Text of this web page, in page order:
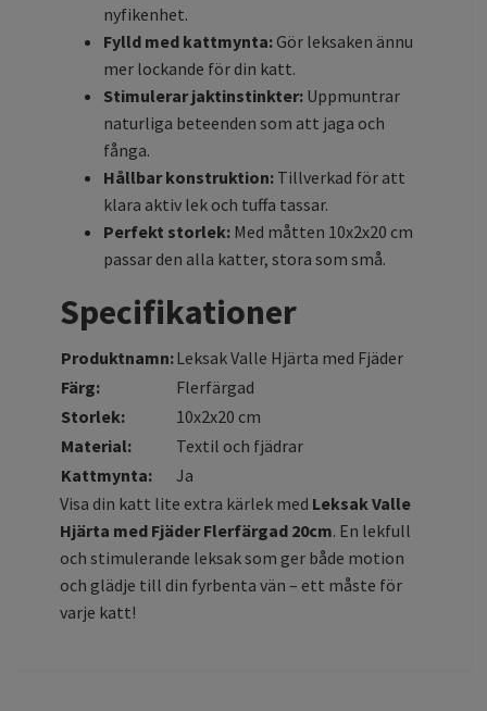
nyfikenhet.
Fylld med kattmynta:Gör leksaken ännu
mer lockande för din katt.
Stimulerar jaktinstinkter: Uppmuntrar
naturliga beteenden som att jaga och
fånga.
Hållbar konstruktion: Tillverkad för att
klara aktiv lek och tuffa tassar.
Perfekt storlek: Med måtten 10x2x20 cm
passar den alla katter, stora som små.
Specifikationer
Produktnamn:Leksak Valle Hjärta med Fjäder
Färg:
Flerfärgad
Storlek:
10x2x20 cm
Material:
Textil och fjädrar
Kattmynta:
Ja
Visa din katt lite extra kärlek med Leksak Valle
Hjärta med Fjäder Flerfärgad 20cm. En lekfull
och stimulerande leksak som ger både motion
och glädje till din fyrbenta vän – ett måste för
varje katt!